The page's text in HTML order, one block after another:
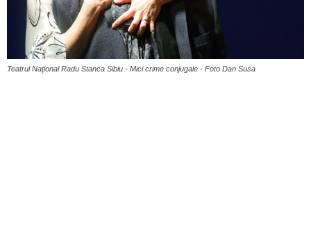
Teatrul Naţional Radu Stanca Sibiu - Mici crime conjugale - Foto Dan Susa